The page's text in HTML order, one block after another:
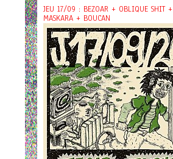
JEU 17/09 : BEZOAR + OBLIQUE SHIT +
MASKARA + BOUCAN